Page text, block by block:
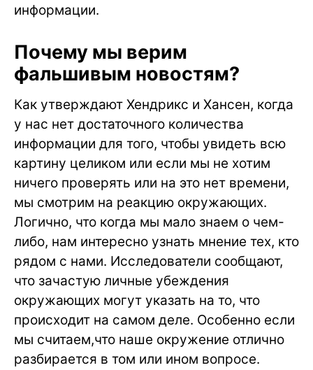
информации.
Почему мы верим
фальшивым новостям?
Как утверждают Хендрикс и Хансен, когда
у нас нет достаточного количества
информации для того, чтобы увидеть всю
картину целиком или если мы не хотим
ничего проверять или на это нет времени,
мы смотрим на реакцию окружающих.
Логично, что когда мы мало знаем о чем-
либо, нам интересно узнать мнение тех, кто
рядом с нами. Исследователи сообщают,
что зачастую личные убеждения
окружающих могут указать на то, что
происходит на самом деле. Особенно если
мы считаем,что наше окружение отлично
разбирается в том или ином вопросе.